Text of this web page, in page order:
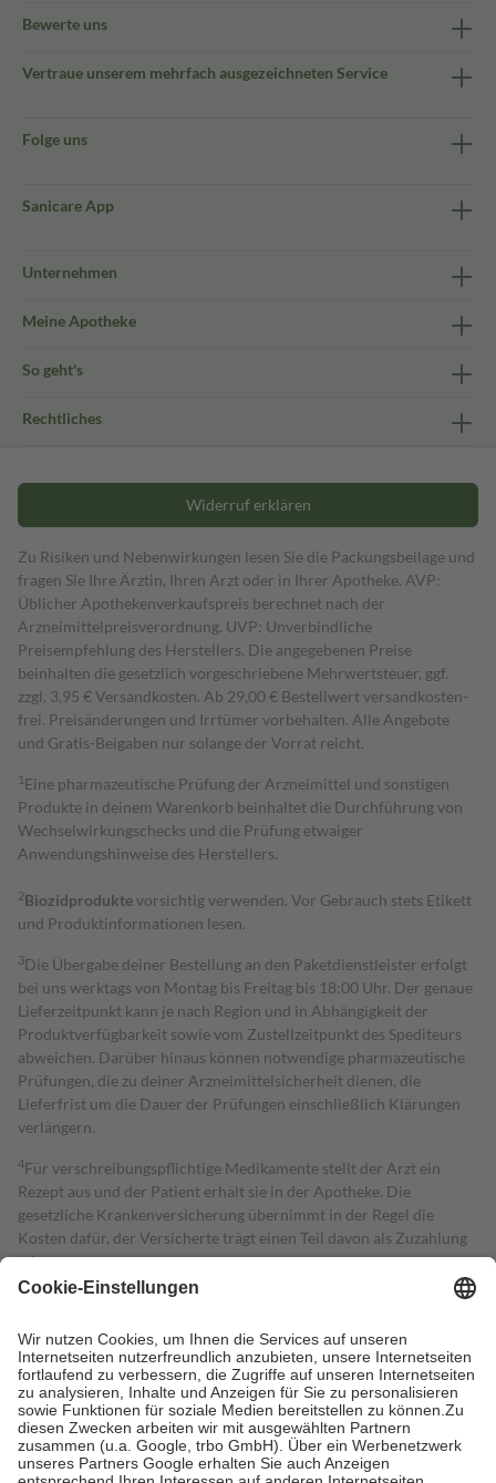
Bewerte uns
Vertraue unserem mehrfach ausgezeichneten Service
Folge uns
Sanicare App
Unternehmen
Meine Apotheke
So geht's
Rechtliches
Widerruf erklären
Zu Risiken und Nebenwirkungen lesen Sie die Packungsbeilage und
fragen Sie Ihre Ärztin, Ihren Arzt oder in Ihrer Apotheke. AVP:
Üblicher Apothekenverkaufspreis berechnet nach der
Arzneimittelpreisverordnung. UVP: Unverbindliche
Preisempfehlung des Herstellers. Die angegebenen Preise
beinhalten die gesetzlich vorgeschriebene Mehrwertsteuer, ggf.
zzgl. 3,95 € Versandkosten. Ab 29,00 € Bestell­wert versand­kosten­
frei. Preisänderungen und Irrtümer vorbehalten. Alle Angebote
und Gratis-Beigaben nur solange der Vorrat reicht.
1 Eine pharmazeutische Prüfung der Arzneimittel und sonstigen
Produkte in deinem Warenkorb beinhaltet die Durchführung von
Wechselwirkungschecks und die Prüfung etwaiger
Anwendungshinweise des Herstellers.
2Biozidproduktevorsichtig verwenden. Vor Gebrauch stets Etikett
und Produktinformationen lesen.
3Die Übergabe deiner Bestellung an den Paketdienstleister erfolgt
bei uns werktags von Montag bis Freitag bis 18:00 Uhr. Der genaue
Lieferzeitpunkt kann je nach Region und in Abhängigkeit der
Produktverfügbarkeit sowie vom Zustellzeitpunkt des Spediteurs
abweichen. Darüber hinaus können notwendige pharmazeutische
Prüfungen, die zu deiner Arzneimittelsicherheit dienen, die
Lieferfrist um die Dauer der Prüfungen einschließlich Klärungen
verlängern.
4Für verschreibungspflichtige Medikamente stellt der Arzt ein
Rezept aus und der Patient erhält sie in der Apotheke. Die
gesetzliche Krankenversicherung übernimmt in der Regel die
Kosten dafür, der Versicherte trägt einen Teil davon als Zuzahlung
mit.
Grundsätzlich leisten Mitglieder Zuzahlungen in Höhe von zehn
höchstens zehn Euro.
Es sind jedoch nie mehr als die tatsächlichen
Kosten der Leistung zu entrichten.
Diese Regeln gelten grundsätzlich auch für Online-Apotheken.
Bei Heilmitteln und häuslicher Krankenpflege beträgt die
Zuzahlung zehn Prozent der Kosten sowie zehn Euro je
Verordnung.
Um das Engagement der Versicherten für ihre eigene Gesundheit zu